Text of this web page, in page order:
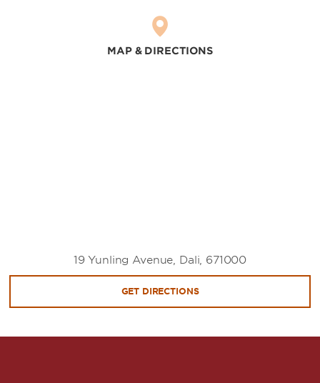
MAP & DIRECTIONS
19 Yunling Avenue, Dali, 671000
GET DIRECTIONS